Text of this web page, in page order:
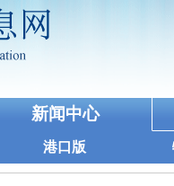
新闻中心
港口版